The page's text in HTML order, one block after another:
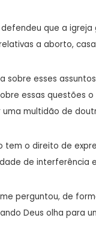
que a
a aborto,
sobre esses
essas questões
multidão de
tem o direito de
de interferência
perguntou, de
Deus olha para